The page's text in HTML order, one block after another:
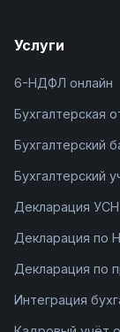
Услуги
6-НДФЛ онлайн
Бухгалтерская
Бухгалтерский
Бухгалтерский
Декларация УСН
Декларация по
Декларация по
Интеграция